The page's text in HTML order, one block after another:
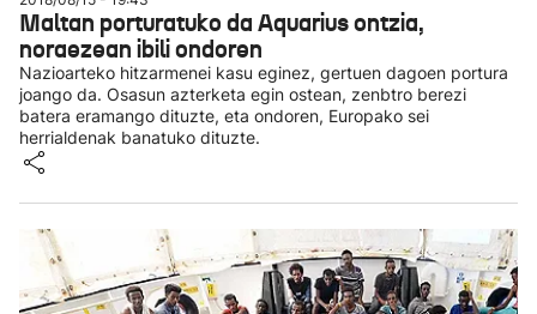
Maltan porturatuko da Aquarius ontzia,
noraezean ibili ondoren
Nazioarteko hitzarmenei kasu eginez, gertuen dagoen portura
joango da. Osasun azterketa egin ostean, zenbtro berezi
batera eramango dituzte, eta ondoren, Europako sei
herrialdenak banatuko dituzte.